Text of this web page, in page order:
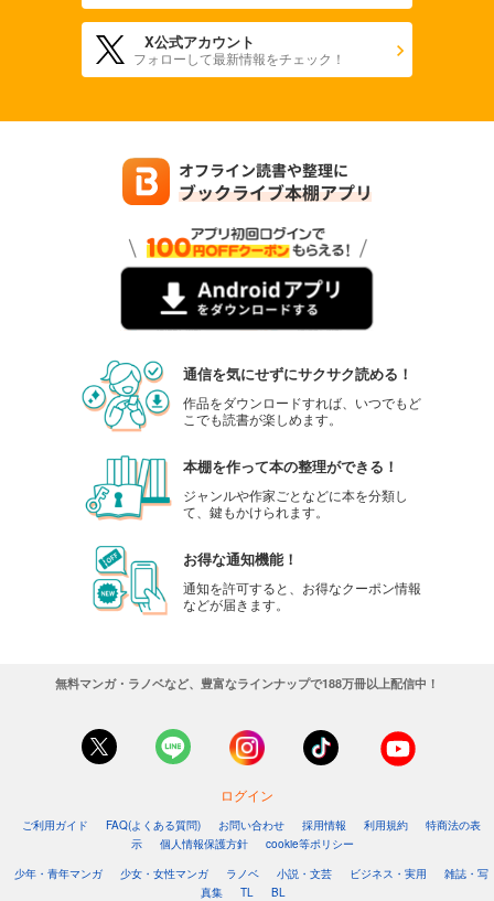
X公式アカウント
フォローして最新情報をチェック！
通信を気にせずにサクサク読める！
作品をダウンロードすれば、いつでもど
こでも読書が楽しめます。
本棚を作って本の整理ができる！
ジャンルや作家ごとなどに本を分類し
て、鍵もかけられます。
お得な通知機能！
通知を許可すると、お得なクーポン情報
などが届きます。
無料マンガ・ラノベなど、豊富なラインナップで188万冊以上配信中！
ログイン
ご利用ガイド FAQ(よくある質問) お問い合わせ 採用情報 利用規約
特商法の表
示
個人情報保護方針
cookie等ポリシー
少年・青年マンガ
少女・女性マンガ ラノベ 小説・文芸 ビジネス・実用
雑誌・写
真集
TL BL